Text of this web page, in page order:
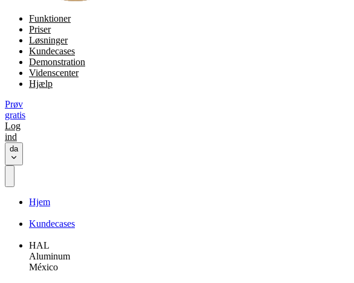
Funktioner
Priser
Løsninger
Kundecases
Demonstration
Videnscenter
Hjælp
Prøv
gratis
Log
ind
da
Hjem
Kundecases
HAL
Aluminum
México